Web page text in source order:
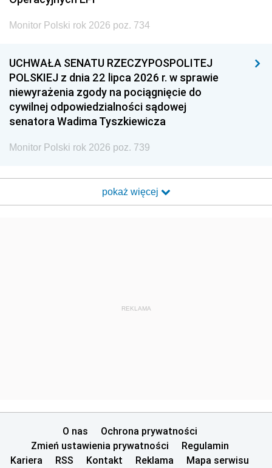
Monitor Polski rok 2026 poz. 734
UCHWAŁA SENATU RZECZYPOSPOLITEJ
POLSKIEJ z dnia 22 lipca 2026 r. w sprawie
niewyrażenia zgody na pociągnięcie do
cywilnej odpowiedzialności sądowej
senatora Wadima Tyszkiewicza
Monitor Polski rok 2026 poz. 739
pokaż więcej
REKLAMA
O nas
Ochrona prywatności
Zmień ustawienia prywatności
Regulamin
Kariera
RSS Kontakt Reklama Mapa serwisu